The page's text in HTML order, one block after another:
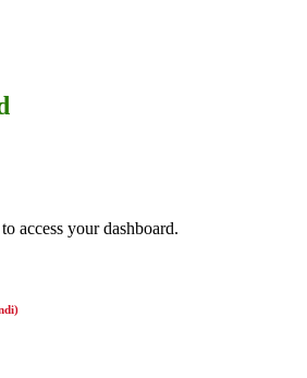
access your dashboard.